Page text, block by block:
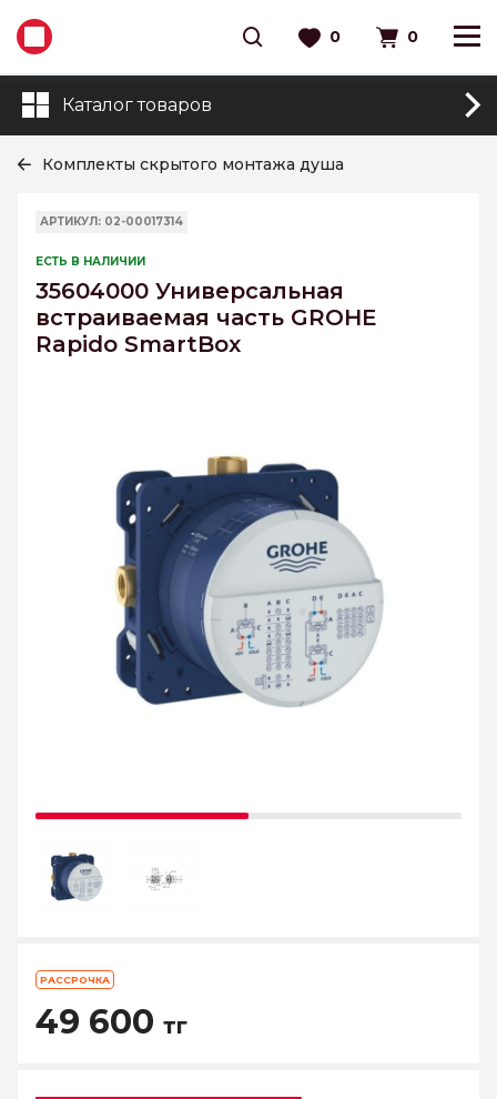
0 0
Каталог товаров
Комплекты скрытого монтажа душа
АРТИКУЛ: 02-00017314
ЕСТЬ В НАЛИЧИИ
35604000 Универсальная
встраиваемая часть GROHE
Rapido SmartBox
РАССРОЧКА
49 600 тг